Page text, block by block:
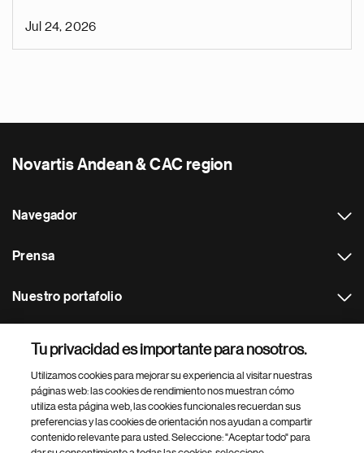
Jul 24, 2026
Novartis Andean & CAC region
Navegador
Prensa
Nuestro portafolio
Footer Site Search
Tu privacidad es importante para nosotros.
Utilizamos cookies para mejorar su experiencia al visitar nuestras
páginas web: las cookies de rendimiento nos muestran cómo
utiliza esta página web, las cookies funcionales recuerdan sus
preferencias y las cookies de orientación nos ayudan a compartir
contenido relevante para usted. Seleccione: "Aceptar todo" para